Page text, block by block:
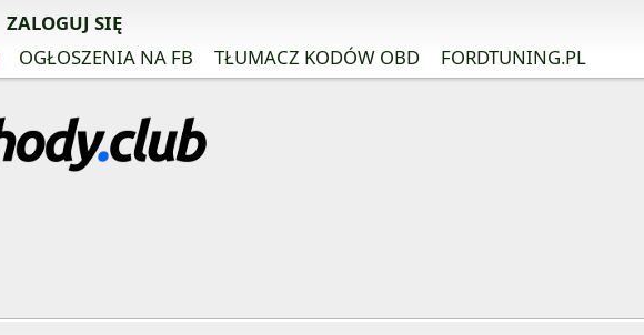
ZALOGUJ SIĘ
OGŁOSZENIA NA FB TŁUMACZ KODÓW OBD FORDTUNING.PL